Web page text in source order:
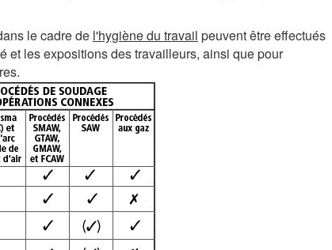
le cadre de l'hygiène du travail peuvent être effectués
et les expositions des travailleurs, ainsi que pour